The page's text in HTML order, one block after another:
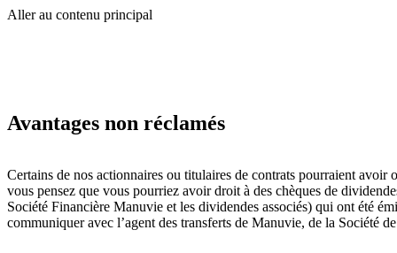
Aller au contenu principal
Avantages non réclamés
Certains de nos actionnaires ou titulaires de contrats pourraient
vous pensez que vous pourriez avoir droit à des chèques de
Société Financière Manuvie et les dividendes associés) qui ont été
communiquer avec l’agent des transferts de Manuvie, de la